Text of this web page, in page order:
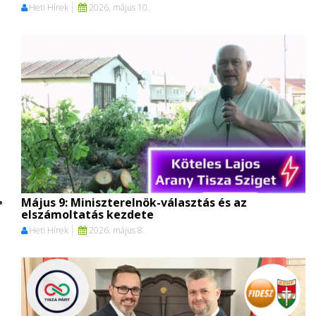
Heti Hírek 2026. május 10.
Május 9: Miniszterelnök-választás és az
elszámoltatás kezdete
Heti Hírek 2026. május 8.